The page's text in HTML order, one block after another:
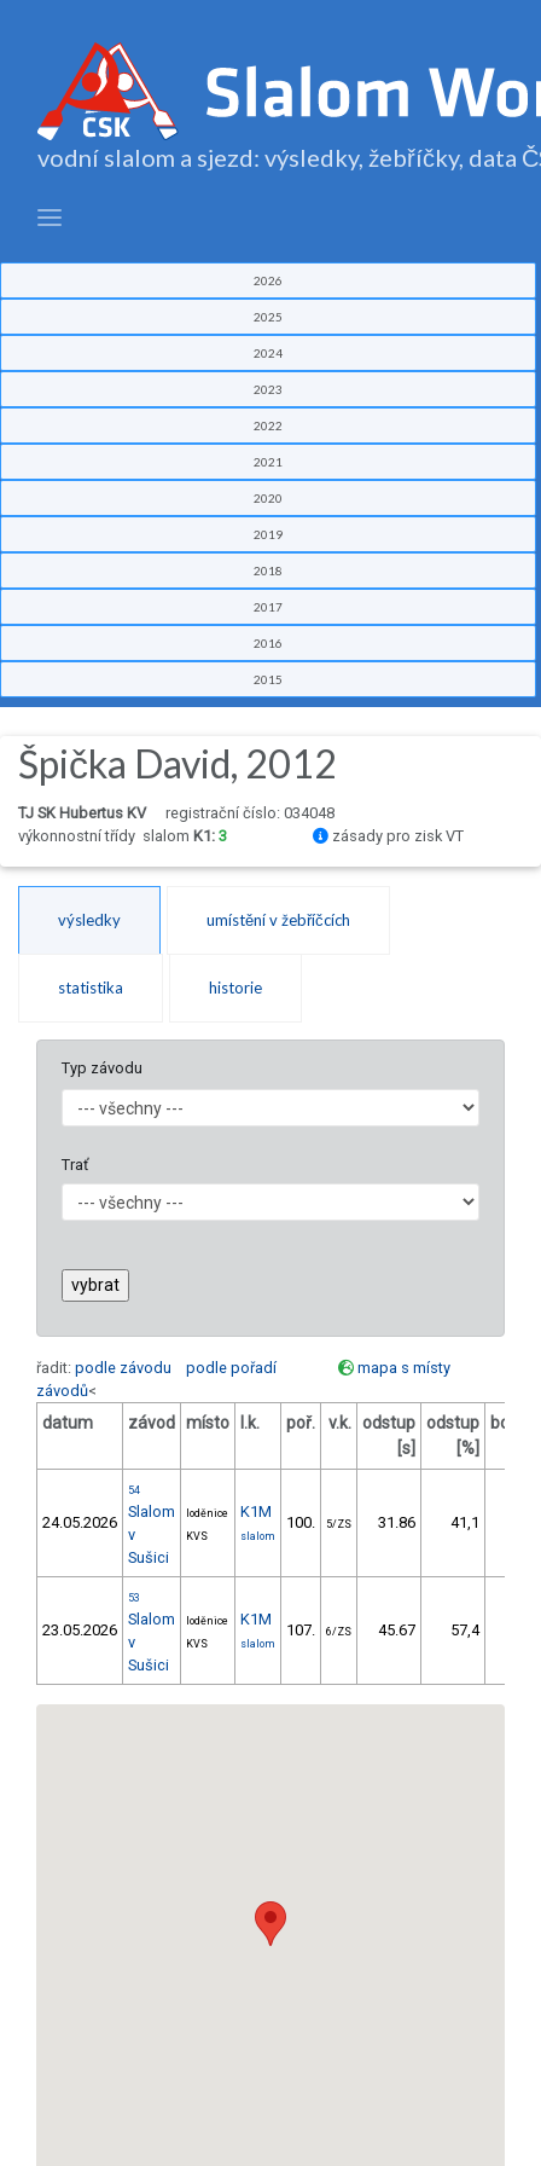
vodní slalom a sjezd: výsledky, žebříčky, data
2026
2025
2024
2023
2022
2021
2020
2019
2018
2017
2016
2015
Špička David, 2012
TJ SK Hubertus KV
registrační číslo: 034048
výkonnostní třídy slalom K1: 3 zásady pro zisk VT
výsledky umístění v žebříčcích
statistika historie
Typ závodu
Trať
řadit: podle závodu podle pořadí
mapa s místy
závodů<
datum závod místo l.k. poř. v.k. odstup
[s]
odstup
[%]
body
24.05.2026
54
Slalom
v
Sušici
loděnice
KVS
K1M
slalom
100. 5/ZS 31.86 41,1
23.05.2026
53
Slalom
v
Sušici
loděnice
KVS
K1M
slalom
107. 6/ZS 45.67 57,4